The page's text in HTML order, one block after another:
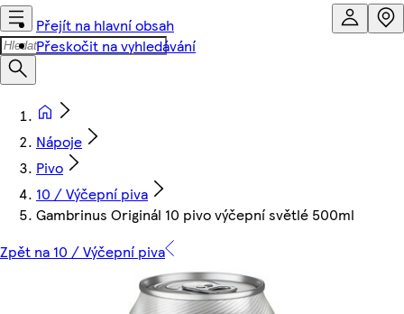
Přejít na hlavní obsah
Přeskočit na vyhledávání
Nápoje
Pivo
10 / Výčepní piva
Gambrinus Originál 10 pivo výčepní světlé 500ml
Zpět na 10 / Výčepní piva